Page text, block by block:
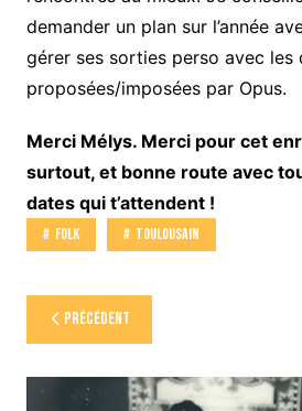
demander un plan sur l’année
gérer ses sorties perso avec les
proposées/imposées par Opus.
Merci Mélys. Merci pour cet
surtout, et bonne route avec
dates qui t’attendent !
Folk Toulousain
Navigation
de
l’article
Précédent